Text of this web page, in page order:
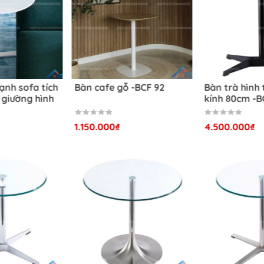
chi tiết Bàn cafe D60 chân dẹt -BCF 61
bàn cafe D60 chân dẹt -BCF 61 hiện đại
chọn hoàn hảo cho không gian nội thất hiện đại và trẻ
gồm:
Với Mọi Không Gian:
Bàn được thiết kế với phong cách
loại không gian nội thất khác nhau, từ phòng khách
sofa tích
hình
Bàn cafe gỗ -BCF 92
1.150.000₫
Bàn trà hình
kính 80cm -
4.500.000₫